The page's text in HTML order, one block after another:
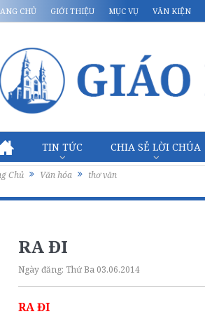
CHỦ GIỚI THIỆU MỤC VỤ VĂN KIỆN
TIN TỨC CHIA SẺ LỜI CHÚA
Chủ Văn hóa thơ văn
RA ĐI
Ngày đăng: Thứ Ba 03.06.2014
RA ĐI